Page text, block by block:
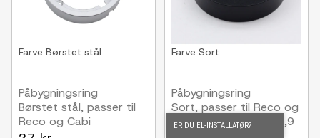
Farve Børstet stål
Påbygningsring
Børstet stål, passer til
Reco og Cabi
Farve Sort
Påbygningsring
Sort, passer til Reco og
Cabi møbelspots, Ø6,9
ER DU EL-INSTALLATØR?